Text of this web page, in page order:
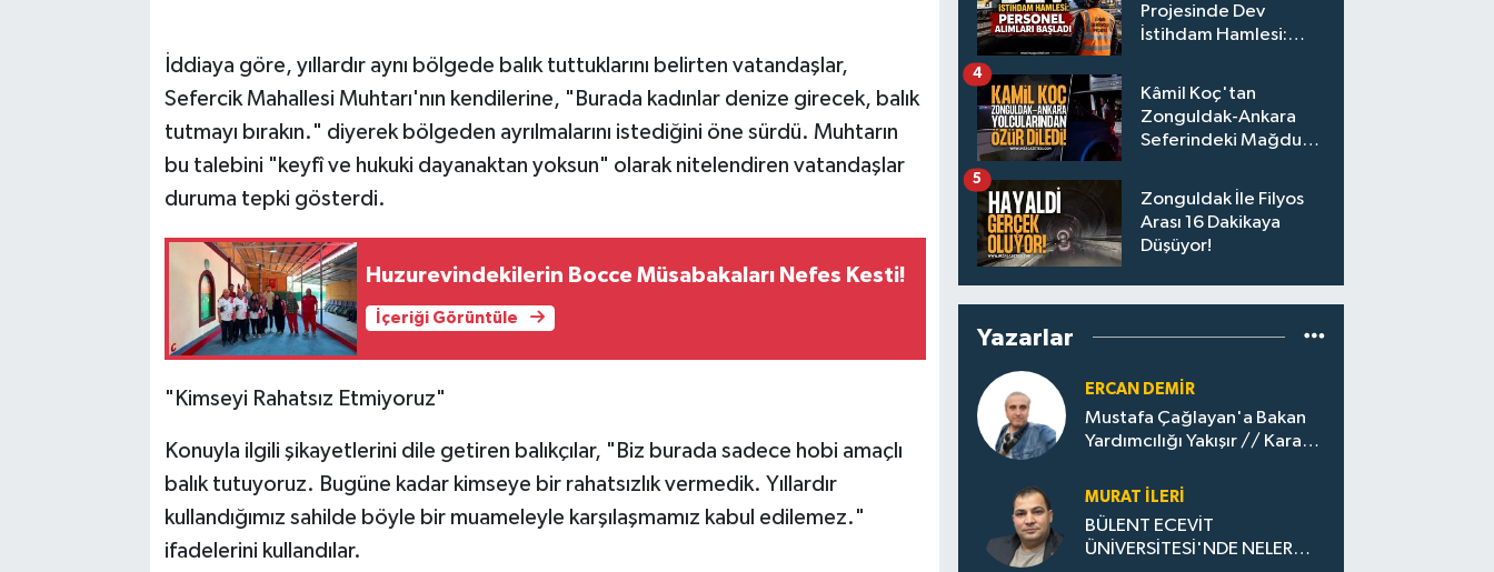
İddiaya göre, yıllardır aynı bölgede balık tuttuklarını belirten vatandaşlar,
Sefercik Mahallesi Muhtarı'nın kendilerine, "Burada kadınlar denize girecek, balık
tutmayı bırakın." diyerek bölgeden ayrılmalarını istediğini öne sürdü. Muhtarın
bu talebini "keyfî ve hukuki dayanaktan yoksun" olarak nitelendiren vatandaşlar
duruma tepki gösterdi.
Huzurevindekilerin Bocce Müsabakaları Nefes Kesti!
İçeriği Görüntüle
"Kimseyi Rahatsız Etmiyoruz"
Konuyla ilgili şikayetlerini dile getiren balıkçılar, "Biz burada sadece hobi amaçlı
balık tutuyoruz. Bugüne kadar kimseye bir rahatsızlık vermedik. Yıllardır
kullandığımız sahilde böyle bir muameleyle karşılaşmamız kabul edilemez."
ifadelerini kullandılar.
Projesinde Dev
İstihdam Hamlesi:
Kâmil Koç'tan
Zonguldak-Ankara
Seferindeki Mağdur
4
Zonguldak İle Filyos
Arası 16 Dakikaya
Düşüyor!
5
Yazarlar
ERCAN DEMIR
Mustafa Çağlayan'a Bakan
Yardımcılığı Yakışır // ​Kara
Zonguldak'ın Dönüşümü..
MURAT İLERI
BÜLENT ECEVİT
ÜNİVERSİTESİ'NDE NELER